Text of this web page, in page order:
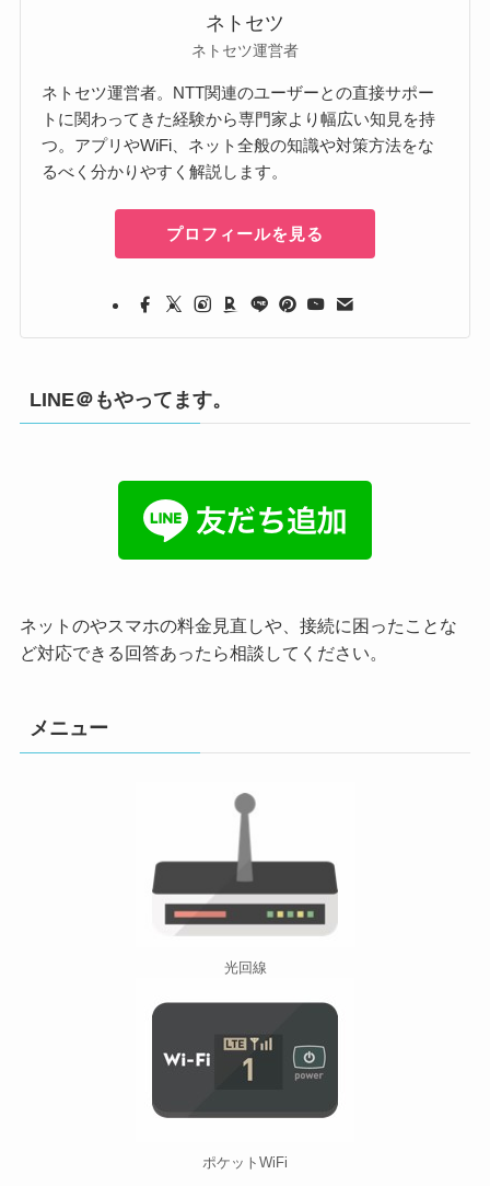
ネトセツ
ネトセツ運営者
ネトセツ運営者。NTT関連のユーザーとの直接サポー
トに関わってきた経験から専門家より幅広い知見を持
つ。アプリやWiFi、ネット全般の知識や対策方法をな
るべく分かりやすく解説します。
プロフィールを見る
LINE＠もやってます。
ネットのやスマホの料金見直しや、接続に困ったことな
ど対応できる回答あったら相談してください。
メニュー
光回線
ポケットWiFi